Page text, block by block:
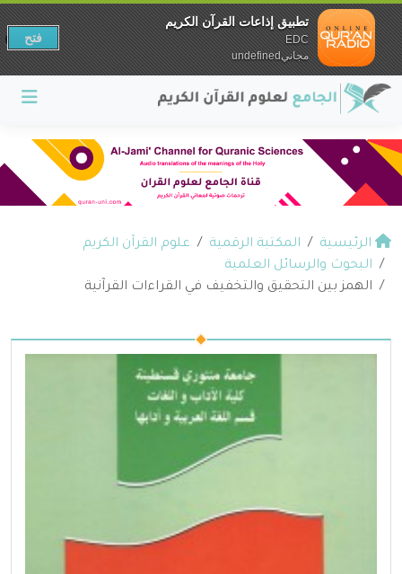
الرئيسية المكتبة الرقمية
علوم القرآن الكريم
البحوث والرسائل العلمية
الهمز بين التحقيق والتخفيف في القراءات القرآنية
تطبيق إذاعات القرآن الكريم
EDC
مجانيundefined
فتح